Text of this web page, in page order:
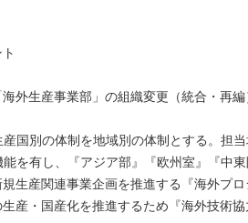
海外生産事業部」の組織変更（統合・再編
国別の体制を地域別の体制とする。担
能を有し、『アジア部』『欧州室』『中
生産関連事業企画を推進する『海外プ
産・国産化を推進するため『海外技術